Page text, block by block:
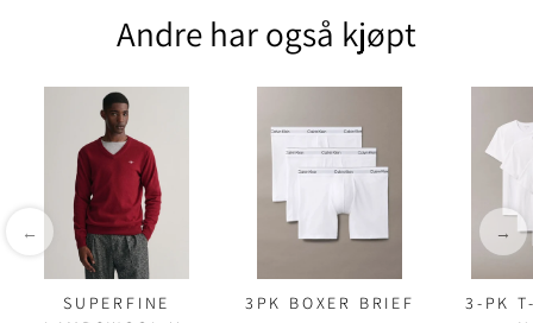
Andre har også kjøpt
SUPERFINE
3PK BOXER BRIEF
3-PK
← →